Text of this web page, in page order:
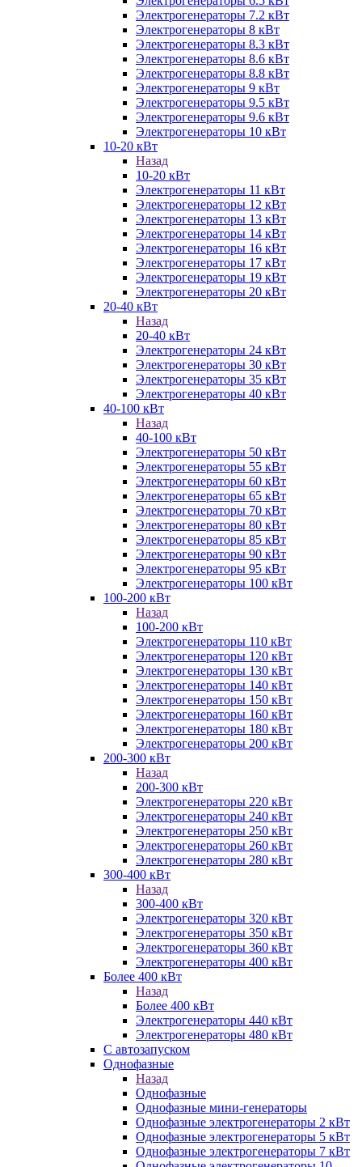
Электрогенераторы 7.2 кВт
Электрогенераторы 8 кВт
Электрогенераторы 8.3 кВт
Электрогенераторы 8.6 кВт
Электрогенераторы 8.8 кВт
Электрогенераторы 9 кВт
Электрогенераторы 9.5 кВт
Электрогенераторы 9.6 кВт
Электрогенераторы 10 кВт
10-20 кВт
Назад
10-20 кВт
Электрогенераторы 11 кВт
Электрогенераторы 12 кВт
Электрогенераторы 13 кВт
Электрогенераторы 14 кВт
Электрогенераторы 16 кВт
Электрогенераторы 17 кВт
Электрогенераторы 19 кВт
Электрогенераторы 20 кВт
20-40 кВт
Назад
20-40 кВт
Электрогенераторы 24 кВт
Электрогенераторы 30 кВт
Электрогенераторы 35 кВт
Электрогенераторы 40 кВт
40-100 кВт
Назад
40-100 кВт
Электрогенераторы 50 кВт
Электрогенераторы 55 кВт
Электрогенераторы 60 кВт
Электрогенераторы 65 кВт
Электрогенераторы 70 кВт
Электрогенераторы 80 кВт
Электрогенераторы 85 кВт
Электрогенераторы 90 кВт
Электрогенераторы 95 кВт
Электрогенераторы 100 кВт
100-200 кВт
Назад
100-200 кВт
Электрогенераторы 110 кВт
Электрогенераторы 120 кВт
Электрогенераторы 130 кВт
Электрогенераторы 140 кВт
Электрогенераторы 150 кВт
Электрогенераторы 160 кВт
Электрогенераторы 180 кВт
Электрогенераторы 200 кВт
200-300 кВт
Назад
200-300 кВт
Электрогенераторы 220 кВт
Электрогенераторы 240 кВт
Электрогенераторы 250 кВт
Электрогенераторы 260 кВт
Электрогенераторы 280 кВт
300-400 кВт
Назад
300-400 кВт
Электрогенераторы 320 кВт
Электрогенераторы 350 кВт
Электрогенераторы 360 кВт
Электрогенераторы 400 кВт
Более 400 кВт
Назад
Более 400 кВт
Электрогенераторы 440 кВт
Электрогенераторы 480 кВт
С автозапуском
Однофазные
Назад
Однофазные
Однофазные мини-генераторы
Однофазные электрогенераторы 2 кВт
Однофазные электрогенераторы 5 кВт
Однофазные электрогенераторы 7 кВт